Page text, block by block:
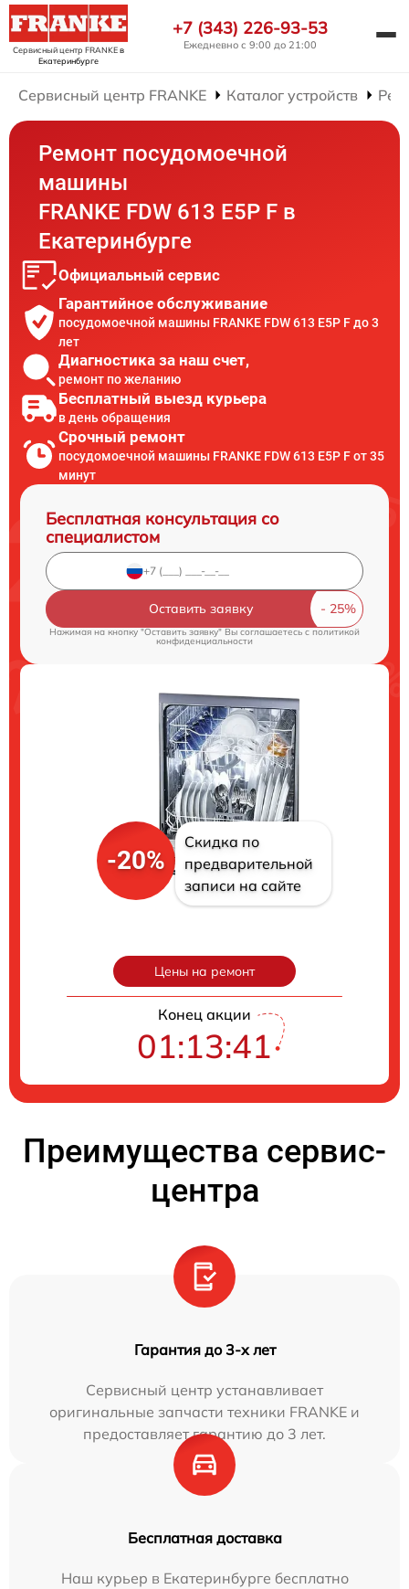
Сервисный центр FRANKEв
Екатеринбурге
+7 (343) 226-93-53
Ежедневно с 9:00 до 21:00
Сервисный центр FRANKE Каталог устройств
Ремонт посудомоечной
машины
FRANKE FDW 613 E5P F в
Екатеринбурге
Официальный сервис
Гарантийное обслуживание
посудомоечной машины FRANKE FDW 613 E5P F до 3
лет
Диагностика за наш счет,
ремонт по желанию
Бесплатный выезд курьера
в день обращения
Срочный ремонт
посудомоечной машины FRANKE FDW 613 E5P F от 35
минут
Бесплатная консультация со
специалистом
Оставить заявку
Нажимая на кнопку "Оставить заявку" Вы соглашаетесь cполитикой
конфиденциальности
-20%
Скидка по
предварительной
записи на сайте
Цены на ремонт
Конец акции
01:13:40
Преимущества сервис-
центра
Гарантия до 3-х лет
Сервисный центр устанавливает
оригинальные запчасти техники FRANKE и
предоставляет гарантию до 3 лет.
Бесплатная доставка
Наш курьер в Екатеринбурге бесплатно